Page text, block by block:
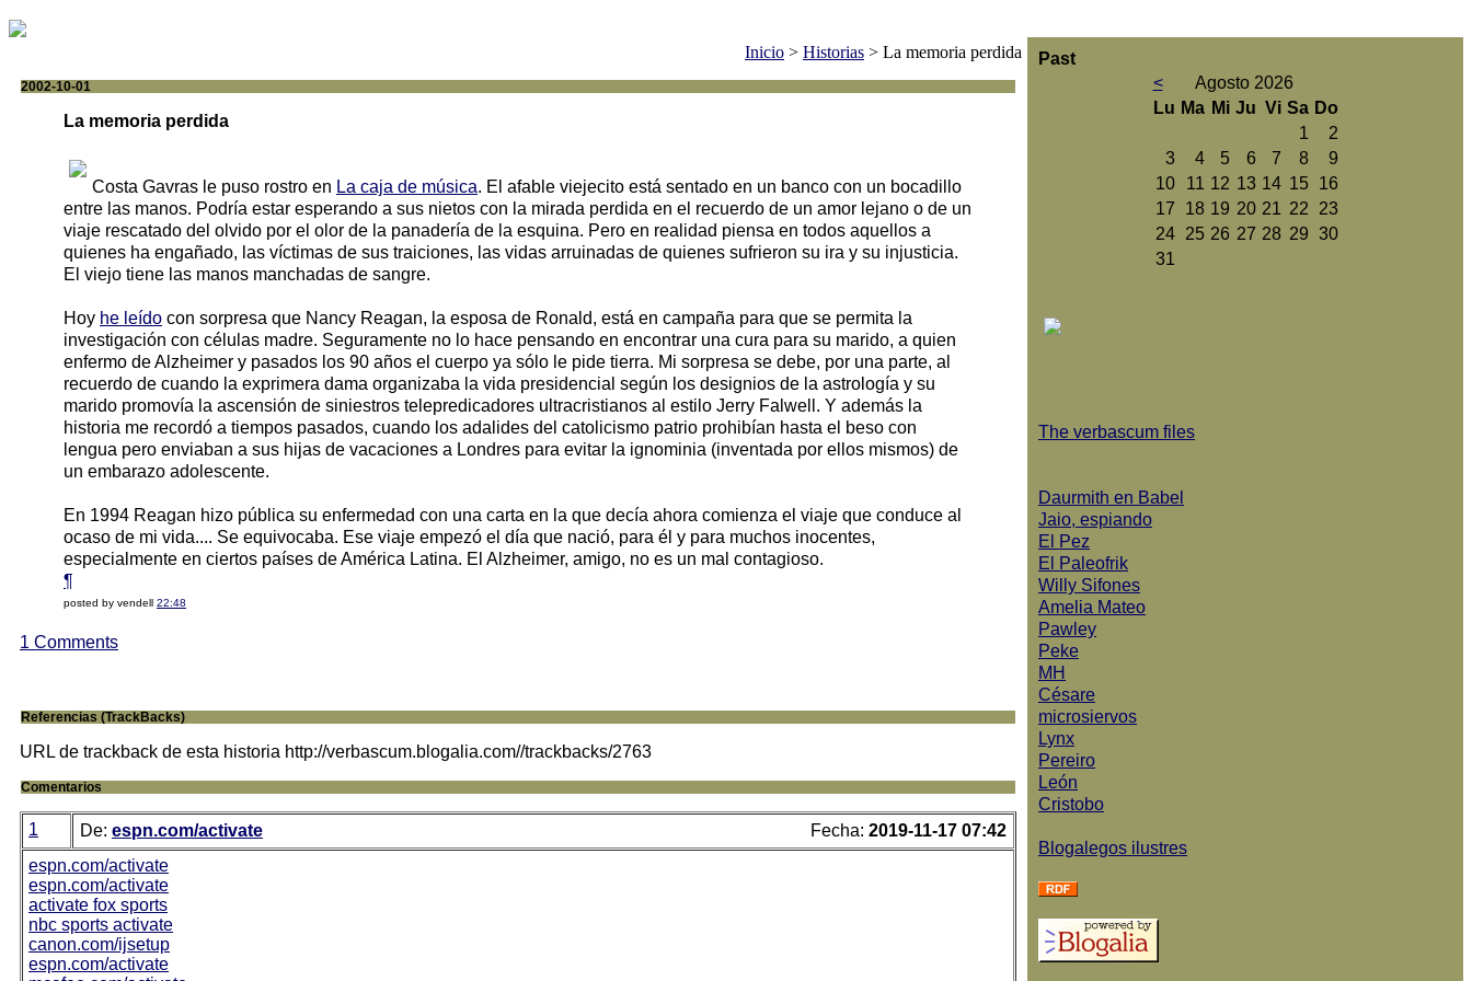
Inicio > Historias > La memoria perdida
2002-10-01
La memoria perdida
Costa Gavras le puso rostro en La caja de música. El afable viejecito está sentado en un banco con un bocadillo
entre las manos. Podría estar esperando a sus nietos con la mirada perdida en el recuerdo de un amor lejano o de un
viaje rescatado del olvido por el olor de la panadería de la esquina. Pero en realidad piensa en todos aquellos a
quienes ha engañado, las víctimas de sus traiciones, las vidas arruinadas de quienes sufrieron su ira y su injusticia.
El viejo tiene las manos manchadas de sangre.
Hoy he leído con sorpresa que Nancy Reagan, la esposa de Ronald, está en campaña para que se permita la
investigación con células madre. Seguramente no lo hace pensando en encontrar una cura para su marido, a quien
enfermo de Alzheimer y pasados los 90 años el cuerpo ya sólo le pide tierra. Mi sorpresa se debe, por una parte, al
recuerdo de cuando la exprimera dama organizaba la vida presidencial según los designios de la astrología y su
marido promovía la ascensión de siniestros telepredicadores ultracristianos al estilo Jerry Falwell. Y además la
historia me recordó a tiempos pasados, cuando los adalides del catolicismo patrio prohibían hasta el beso con
lengua pero enviaban a sus hijas de vacaciones a Londres para evitar la ignominia (inventada por ellos mismos) de
un embarazo adolescente.
En 1994 Reagan hizo pública su enfermedad con una carta en la que decía ahora comienza el viaje que conduce al
ocaso de mi vida.... Se equivocaba. Ese viaje empezó el día que nació, para él y para muchos inocentes,
especialmente en ciertos países de América Latina. El Alzheimer, amigo, no es un mal contagioso.
¶
posted by vendell 22:48
1 Comments
Referencias (TrackBacks)
URL de trackback de esta historia http://verbascum.blogalia.com//trackbacks/2763
Comentarios
1 De: espn.com/activate Fecha: 2019-11-17 07:42
espn.com/activate
espn.com/activate
activate fox sports
nbc sports activate
canon.com/ijsetup
espn.com/activate
Past
<
Agosto 2026
Lu Ma Mi Ju Vi Sa Do
1
2
3
4 5 6 7 8
9
10
11 12 13 14 15
16
17
18 19 20 21 22
23
24
25 26 27 28 29 30
31
The verbascum files
Daurmith en Babel
Jaio, espiando
El Pez
El Paleofrik
Willy Sifones
Amelia Mateo
Pawley
Peke
MH
Césare
microsiervos
Lynx
Pereiro
León
Cristobo
Blogalegos ilustres